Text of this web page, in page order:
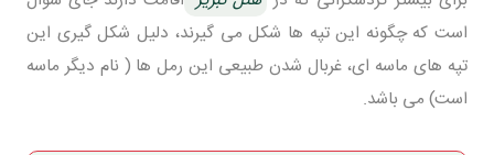
است که چگونه این تپه ها شکل می گیرند، دلیل شکل گیری این
تپه های ماسه ای، غربال شدن طبیعی این رمل ها ( نام دیگر ماسه
است) می باشد.